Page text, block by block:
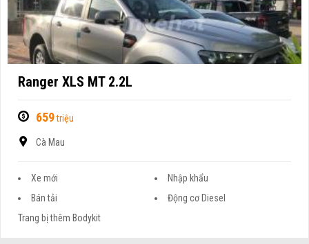
Ranger XLS MT 2.2L
659triệu
Cà Mau
Xe mới
Nhập khẩu
Bán tải
Động cơ Diesel
Trang bị thêm Bodykit